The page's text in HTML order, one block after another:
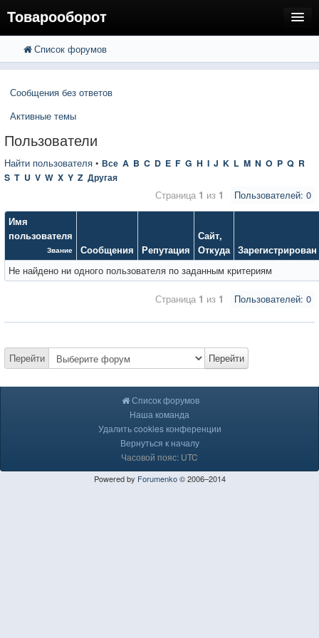
Товарооборот
FAQ
Вход
Расширенный поиск
Список форумов
Сообщения без ответов
Активные темы
Пользователи
Найти пользователя • Все A B C D E F G H I J K L M N O P Q R
S T U V W X Y Z Другая
Пользователей: 0
Страница 1 из 1
Имя
пользователя
Звание Сообщения Репутация
Сайт,
Откуда Зарегистрирован
Не найдено ни одного пользователя по заданным критериям
Пользователей: 0
Страница 1 из 1
Перейти Перейти
Список форумов
Наша команда
Удалить cookies конференции
Вернуться к началу
Часовой пояс: UTC
Powered by Forumenko© 2006–2014